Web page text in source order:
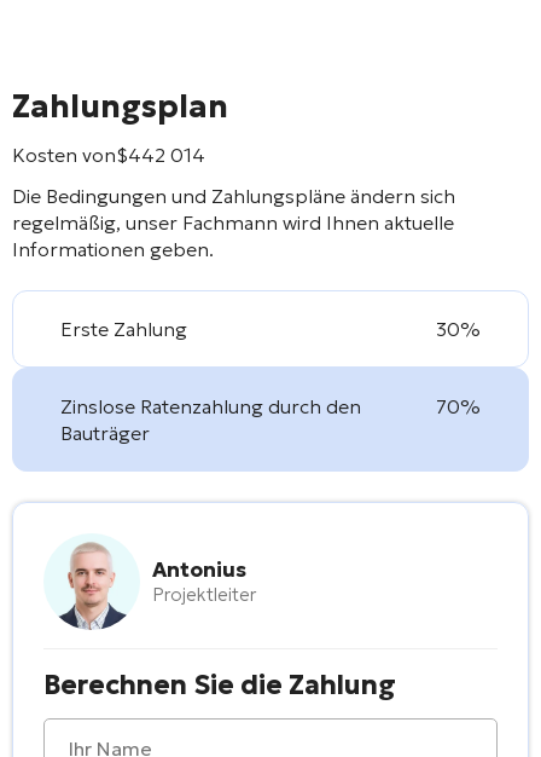
Zahlungsplan
Kosten von$442 014
Die Bedingungen und Zahlungspläne ändern sich
regelmäßig, unser Fachmann wird Ihnen aktuelle
Informationen geben.
Erste Zahlung 30%
Zinslose Ratenzahlung durch den
Bauträger
70%
Antonius
Projektleiter
Berechnen Sie die Zahlung